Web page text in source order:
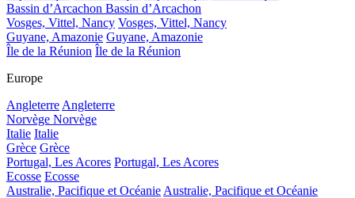
Bassin d’Arcachon Bassin d’Arcachon
Vosges, Vittel, Nancy Vosges, Vittel, Nancy
Guyane, Amazonie Guyane, Amazonie
Île de la Réunion Île de la Réunion
Europe
Angleterre Angleterre
Norvège Norvège
Italie Italie
Grèce Grèce
Portugal, Les Acores Portugal, Les Acores
Ecosse Ecosse
Australie, Pacifique et Océanie Australie, Pacifique et Océanie